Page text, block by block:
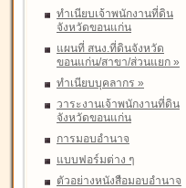
ทำเนียบเจ้าพนักงานที่ดิน
จังหวัดขอนแก่น
แผนที่ สนง.ที่ดินจังหวัด
ขอนแก่น/สาขา/ส่วนแยก »
ทำเนียบบุคลากร »
วาระงานเจ้าพนักงานที่ดิน
จังหวัดขอนแก่น
การมอบอำนาจ
แบบฟอร์มต่าง ๆ
ตัวอย่างหนังสือมอบอำนาจ